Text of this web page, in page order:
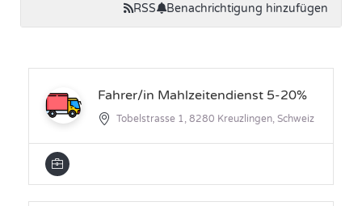
RSS Benachrichtigung hinzufügen
Fahrer/in Mahlzeitendienst 5-20%
Tobelstrasse 1, 8280 Kreuzlingen, Schweiz